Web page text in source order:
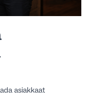
asiakkaat